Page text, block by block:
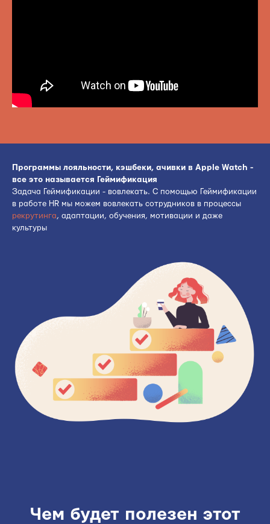
Программы лояльности, кэшбеки, ачивки в Apple Watch -
все это называется Геймификация
Задача Геймификации - вовлекать. С помощью Геймификации
в работе HR мы можем вовлекать сотрудников в процессы
рекрутинга, адаптации, обучения, мотивации и даже
культуры
Чем будет полезен этот